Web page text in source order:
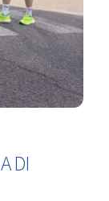
DI